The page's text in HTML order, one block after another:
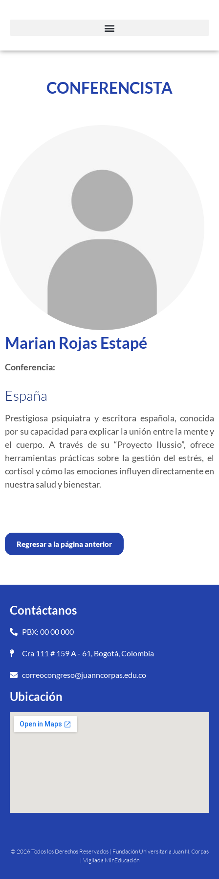
CONFERENCISTA
Marian Rojas Estapé
Conferencia:
España
Prestigiosa psiquiatra y escritora española, conocida
por su capacidad para explicar la unión entre la mente y
el cuerpo. A través de su “Proyecto Ilussio”, ofrece
herramientas prácticas sobre la gestión del estrés, el
cortisol y cómo las emociones influyen directamente en
nuestra salud y bienestar.
Regresar a la página anterior
Contáctanos
PBX: 00 00 000
Cra 111 # 159 A - 61, Bogotá, Colombia
correocongreso@juanncorpas.edu.co
Ubicación
© 2026 Todos los Derechos Reservados | Fundación Universitaria Juan N. Corpas
| Vigilada MinEducación